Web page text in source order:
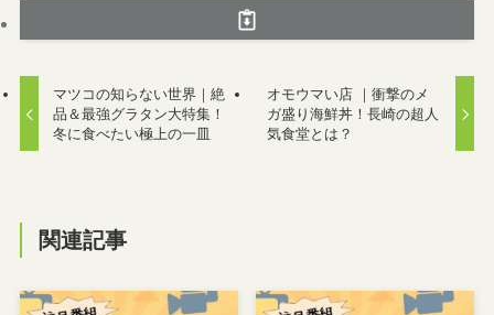
マツコの知らない世界｜絶
品＆最強グラタン大特集！
冬に食べたい極上の一皿
オモウマい店 ｜衝撃のメ
ガ盛り海鮮丼！長崎の超人
気食堂とは？
関連記事